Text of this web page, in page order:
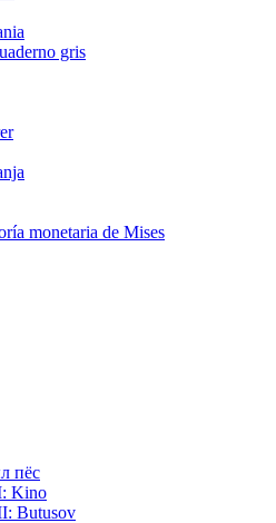
gris
monetaria de Mises
пёс
Kino
Butusov